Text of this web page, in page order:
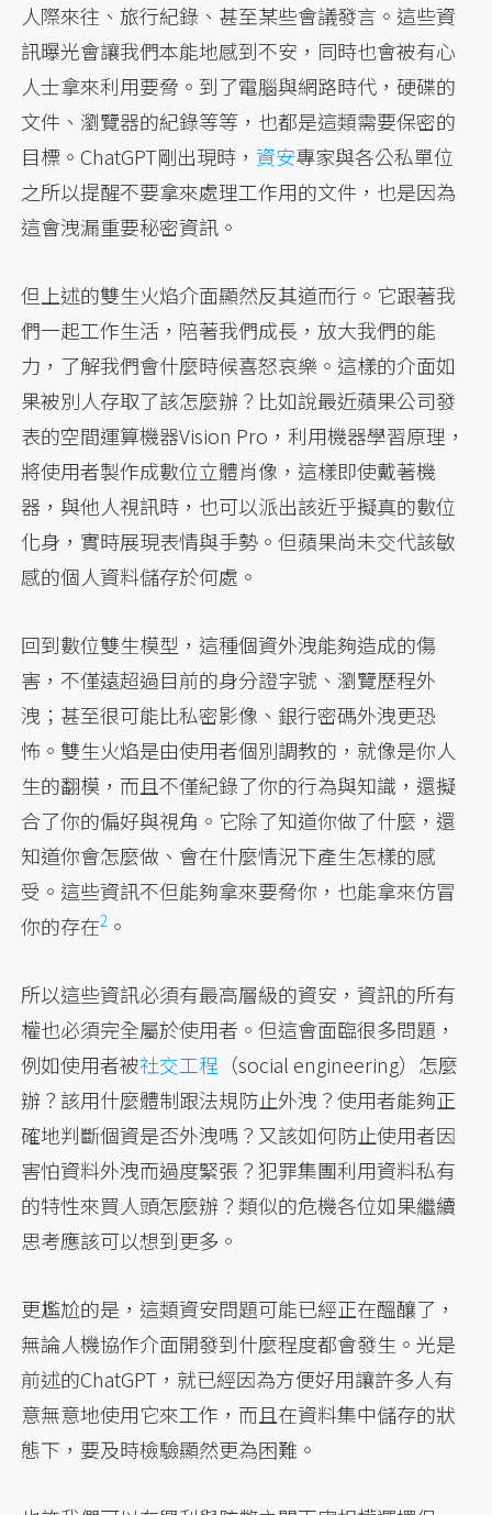
人際來往、旅行紀錄、甚至某些會議發言。這些資
訊曝光會讓我們本能地感到不安，同時也會被有心
人士拿來利用要脅。到了電腦與網路時代，硬碟的
文件、瀏覽器的紀錄等等，也都是這類需要保密的
目標。ChatGPT剛出現時， 資安專家與各公私單位
之所以提醒不要拿來處理工作用的文件，也是因為
這會洩漏重要秘密資訊。
但上述的雙生火焰介面顯然反其道而行。它跟著我
們一起工作生活，陪著我們成長，放大我們的能
力，了解我們會什麼時候喜怒哀樂。這樣的介面如
果被別人存取了該怎麼辦？比如說最近蘋果公司發
表的空間運算機器Vision Pro，利用機器學習原理，
將使用者製作成數位立體肖像，這樣即使戴著機
器，與他人視訊時，也可以派出該近乎擬真的數位
化身，實時展現表情與手勢。但蘋果尚未交代該敏
感的個人資料儲存於何處。
回到數位雙生模型，這種個資外洩能夠造成的傷
害，不僅遠超過目前的身分證字號、瀏覽歷程外
洩；甚至很可能比私密影像、銀行密碼外洩更恐
怖。雙生火焰是由使用者個別調教的，就像是你人
生的翻模，而且不僅紀錄了你的行為與知識，還擬
合了你的偏好與視角。它除了知道你做了什麼，還
知道你會怎麼做、會在什麼情況下產生怎樣的感
受。這些資訊不但能夠拿來要脅你，也能拿來仿冒
你的存在2 。
所以這些資訊必須有最高層級的資安，資訊的所有
權也必須完全屬於使用者。但這會面臨很多問題，
例如使用者被社交工程 （social engineering）怎麼
辦？該用什麼體制跟法規防止外洩？使用者能夠正
確地判斷個資是否外洩嗎？又該如何防止使用者因
害怕資料外洩而過度緊張？犯罪集團利用資料私有
的特性來買人頭怎麼辦？類似的危機各位如果繼續
思考應該可以想到更多。
更尷尬的是，這類資安問題可能已經正在醞釀了，
無論人機協作介面開發到什麼程度都會發生。光是
前述的ChatGPT，就已經因為方便好用讓許多人有
意無意地使用它來工作，而且在資料集中儲存的狀
態下，要及時檢驗顯然更為困難。